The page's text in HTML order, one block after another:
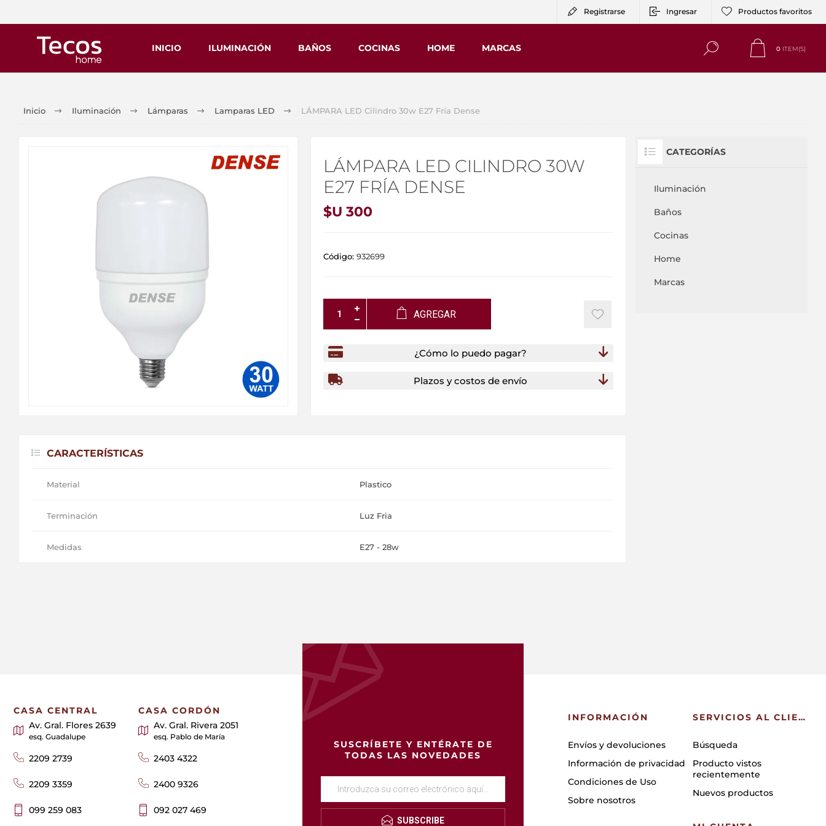
Registrarse Ingresar Productos favoritos
INICIO ILUMINACIÓN BAÑOS COCINAS HOME MARCAS 0 ITEM(S)
Inicio Iluminación Lámparas Lamparas LED LÁMPARA LED Cilindro 30w E27 Fría Dense
LÁMPARA LED CILINDRO 30W
E27 FRÍA DENSE
$U 300
Código: 932699
AGREGAR
¿Cómo lo puedo pagar?
Plazos y costos de envío
CARACTERÍSTICAS
Material Plastico
Terminación Luz Fria
Medidas E27 - 28w
CATEGORÍAS
Iluminación
Baños
Cocinas
Home
Marcas
SUSCRÍBETE Y ENTÉRATE DE
TODAS LAS NOVEDADES
SUBSCRIBE
CASA CENTRAL
Av. Gral. Flores 2639
esq. Guadalupe
2209 2739
2209 3359
099 259 083
CASA CORDÓN
Av. Gral. Rivera 2051
esq. Pablo de María
2403 4322
2400 9326
092 027 469
INFORMACIÓN
Envíos y devoluciones
Información de privacidad
Condiciones de Uso
Sobre nosotros
SERVICIOS AL CLIENTE
Búsqueda
Producto vistos
recientemente
Nuevos productos